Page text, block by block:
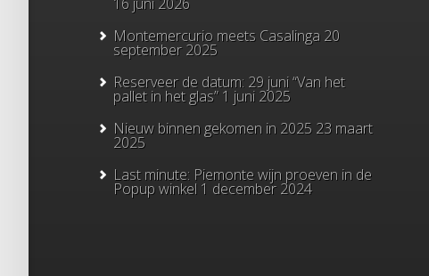
Montemercurio meets Casalinga 20
september 2025
Reserveer de datum: 29 juni “Van het
pallet in het glas” 1 juni 2025
Nieuw binnen gekomen in 2025 23 maart
2025
Last minute: Piemonte wijn proeven in de
Popup winkel 1 december 2024